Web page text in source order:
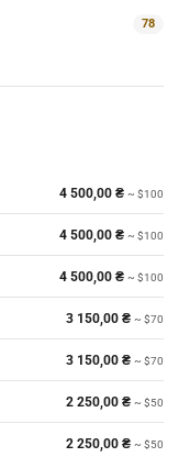
78
4 500,00 ₴ ~ $100
4 500,00 ₴ ~ $100
4 500,00 ₴ ~ $100
3 150,00 ₴ ~ $70
3 150,00 ₴ ~ $70
2 250,00 ₴ ~ $50
2 250,00 ₴ ~ $50